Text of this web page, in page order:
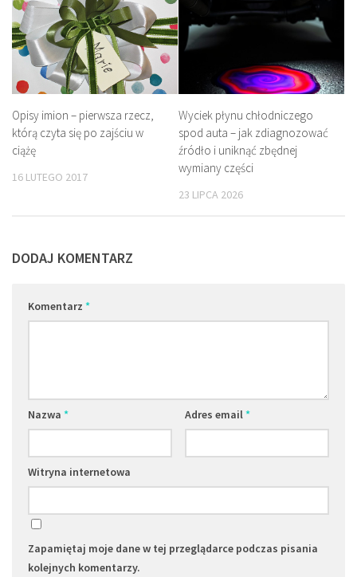
Opisy imion – pierwsza rzecz,
którą czyta się po zajściu w
ciążę
16 LUTEGO 2017
Wyciek płynu chłodniczego
spod auta – jak zdiagnozować
źródło i uniknąć zbędnej
wymiany części
23 LIPCA 2026
DODAJ KOMENTARZ
Komentarz *
Nazwa * Adres email*
Witryna internetowa
Zapamiętaj moje dane w tej przeglądarce podczas pisania
kolejnych komentarzy.